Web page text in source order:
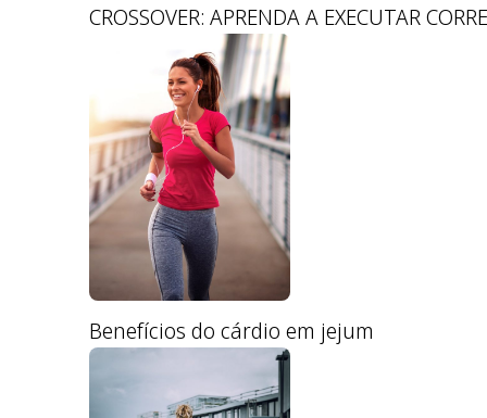
CROSSOVER: APRENDA A EXECUTAR
Benefícios do cárdio em jejum